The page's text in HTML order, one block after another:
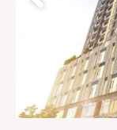
Trang chủ
Dự án
Mua bán